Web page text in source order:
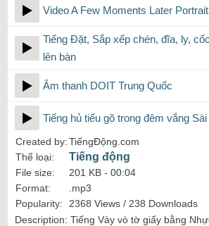
Video A Few Moments Later Portrait
Tiếng Đặt, Sắp xếp chén, đĩa, ly,
lên bàn
Âm thanh DOIT Trung Quốc
Tiếng hủ tiếu gõ trong đêm vắng
Created by:TiếngĐộng.com
Thể loại:
Tiếng động
File size: 201 KB - 00:04
Format:
.mp3
Popularity:
2368 Views / 238 Downloads
Description: Tiếng Vày vò tờ giấy bằng